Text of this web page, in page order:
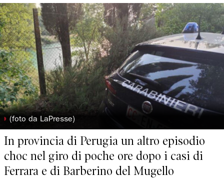
◗ (foto da LaPresse)
In provincia di Perugia un altro episodio
choc nel giro di poche ore dopo i casi di
Ferrara e di Barberino del Mugello